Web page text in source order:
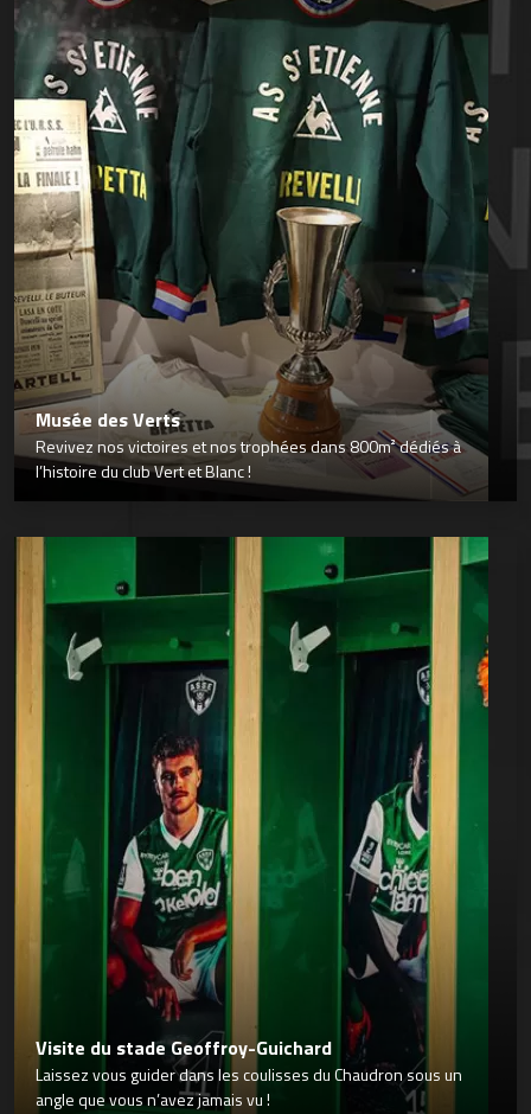
Musée des Verts
Revivez nos victoires et nos trophées dans 800m² dédiés à
l’histoire du club Vert et Blanc !
Visite du stade Geoffroy-Guichard
Laissez vous guider dans les coulisses du Chaudron sous un
angle que vous n’avez jamais vu !